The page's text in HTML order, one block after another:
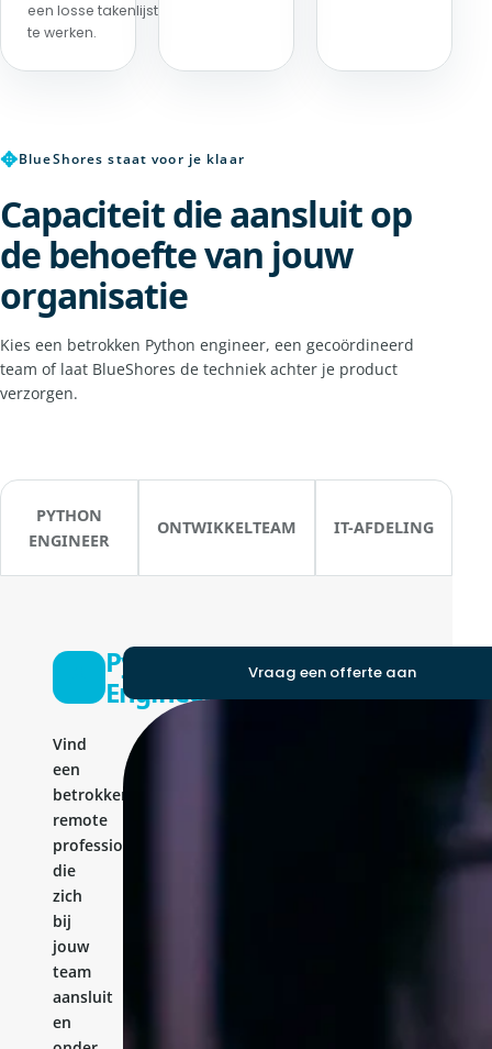
een losse takenlijst
te werken.
✥BlueShores staat voor je klaar
Capaciteit die aansluit op
de behoefte van jouw
organisatie
Kies een betrokken Python engineer, een gecoördineerd
team of laat BlueShores de techniek achter je product
verzorgen.
PYTHON
ENGINEER
ONTWIKKELTEAM IT-AFDELING
Python
Engineer
Vind
een
betrokken
remote
professional
die
zich
bij
jouw
team
aansluit
en
Vraag een offerte aan